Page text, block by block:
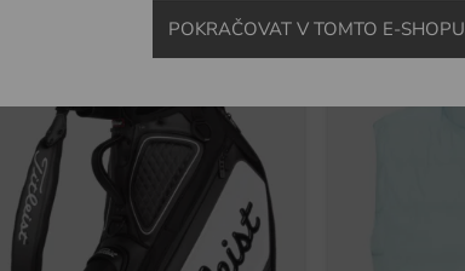
POKRAČOVAT V TOMTO E-SHOPU